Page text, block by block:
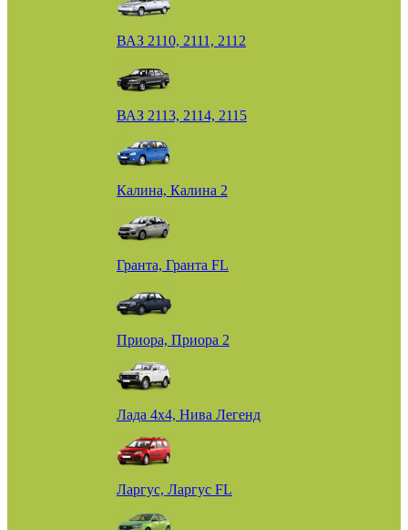
ВАЗ 2110, 2111, 2112
ВАЗ 2113, 2114, 2115
Калина, Калина 2
Гранта, Гранта FL
Приора, Приора 2
Лада 4х4, Нива Легенд
Ларгус, Ларгус FL